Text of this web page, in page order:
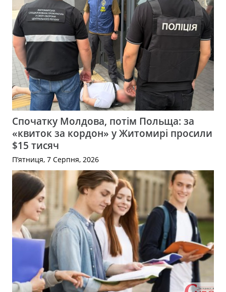
Спочатку Молдова, потім Польща: за
«квиток за кордон» у Житомирі просили
$15 тисяч
П’ятниця, 7 Серпня, 2026